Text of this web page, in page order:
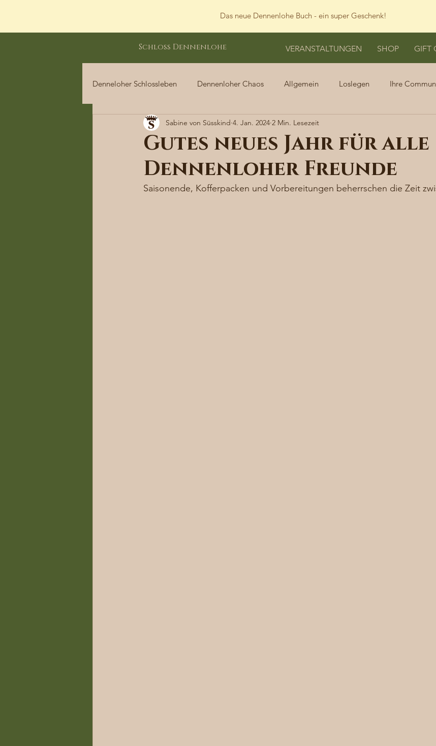
Das neue Dennenlohe Buch - ein super Geschenk!
Schloss Dennenlohe VERANSTALTUNGEN SHOP GIFT
Denneloher Schlossleben Dennenloher Chaos Allgemein Loslegen Ihre
Dennenloher Schlossleben
Gutes neues Jahr für alle
Dennenloher Freunde
Sabine von Süsskind 4. Jan. 2024 2 Min. Lesezeit
Saisonende, Kofferpacken und Vorbereitungen beherrschen die Zeit